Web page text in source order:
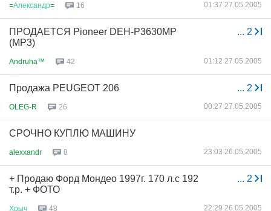
=Александр= 16 01:37 27.05.2005
... 2
ПРОДАЕТСЯ Pioneer DEH-P3630MP
(MP3)
Andruha™ 42 01:12 27.05.2005
... 2
Продажа PEUGEOT 206
OLEG-R 26 00:27 27.05.2005
СРОЧНО КУПЛЮ МАШИНУ
alexxandr 8 23:03 26.05.2005
... 2
+ Продаю Форд Мондео 1997г. 170 л.с 192
т.р. + ФОТО
Хрыч 48 22:29 26.05.2005